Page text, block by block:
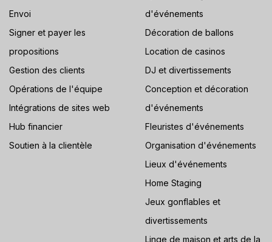
Envoi
Signer et payer les
propositions
Gestion des clients
Opérations de l'équipe
Intégrations de sites web
Hub financier
Soutien à la clientèle
d'événements
Décoration de ballons
Location de casinos
DJ et divertissements
Conception et décoration
d'événements
Fleuristes d'événements
Organisation d'événements
Lieux d'événements
Home Staging
Jeux gonflables et
divertissements
Linge de maison et arts de la